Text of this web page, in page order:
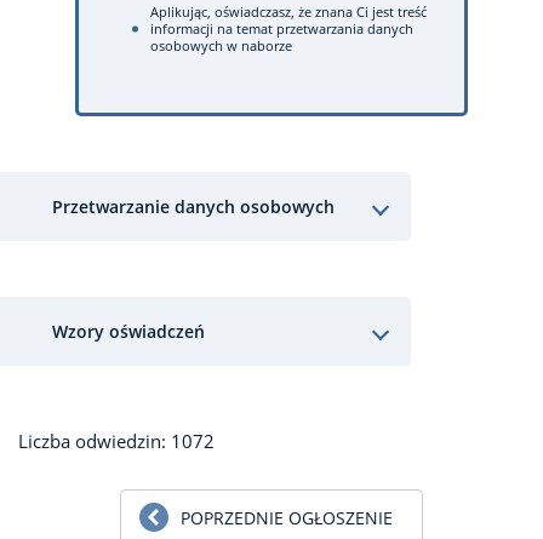
Aplikując, oświadczasz, że znana Ci jest treść
informacji na temat przetwarzania danych
osobowych w naborze
Przetwarzanie danych osobowych
Wzory oświadczeń
Liczba odwiedzin: 1072
POPRZEDNIE OGŁOSZENIE